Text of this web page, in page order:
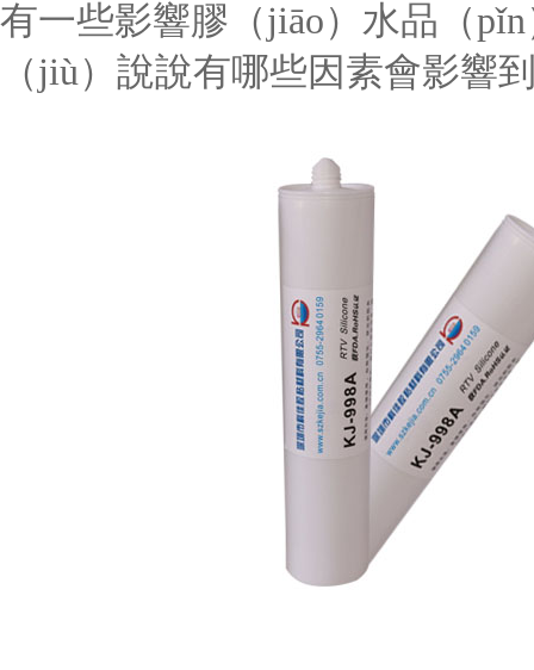
有一些影響膠（jiāo）水品（
（jiù）說說有哪些因素會影響